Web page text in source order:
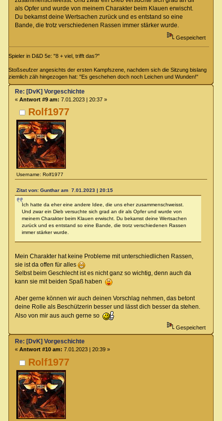
als Opfer und wurde von meinem Charakter beim Klauen erwischt.
Du bekamst deine Wertsachen zurück und es entstand so eine
Bande, die trotz verschiedenen Rassen immer stärker wurde.
Gespeichert
Spieler in D&D 5e: "8 + viel, trifft das?"
Stoßseufzer angesichts der ersten Kampfszene, nachdem sich die Sitzung bislang
ziemlich zäh hingezogen hat: "Es geschehen doch noch Leichen und Wunden!"
Rolf1977
Username: Rolf1977
Re: [DvK] Vorgeschichte
« Antwort #9 am: 7.01.2023 | 20:37 »
Zitat von: Gunthar am 7.01.2023 | 20:15
Ich hatte da eher eine andere Idee, die uns eher zusammenschweisst.
Und zwar ein Dieb versuchte sich grad an dir als Opfer und wurde von
meinem Charakter beim Klauen erwischt. Du bekamst deine Wertsachen
zurück und es entstand so eine Bande, die trotz verschiedenen Rassen
immer stärker wurde.
Mein Charakter hat keine Probleme mit unterschiedlichen Rassen,
sie ist da offen für alles
Selbst beim Geschlecht ist es nicht ganz so wichtig, denn auch da
kann sie mit beiden Spaß haben
Aber gerne können wir auch deinen Vorschlag nehmen, das betont
deine Rolle als Beschützerin besser und lässt dich besser da stehen.
Also von mir aus auch gerne so
Gespeichert
Rolf1977
Re: [DvK] Vorgeschichte
« Antwort #10 am: 7.01.2023 | 20:39 »